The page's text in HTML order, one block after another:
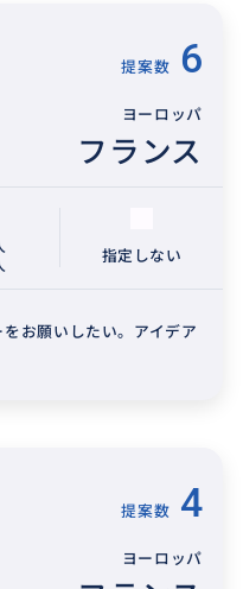
提案数 6
ヨーロッパ
フランス
指定しない
お願いしたい。アイデア
提案数 4
ヨーロッパ